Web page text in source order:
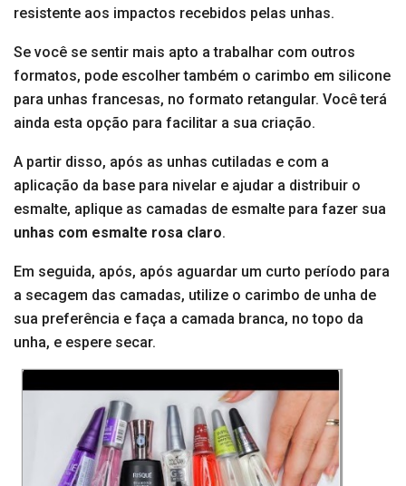
resistente aos impactos recebidos pelas unhas.
Se você se sentir mais apto a trabalhar com outros
formatos, pode escolher também o carimbo em silicone
para unhas francesas, no formato retangular. Você terá
ainda esta opção para facilitar a sua criação.
A partir disso, após as unhas cutiladas e com a
aplicação da base para nivelar e ajudar a distribuir o
esmalte, aplique as camadas de esmalte para fazer sua
unhas com esmalte rosa claro.
Em seguida, após, após aguardar um curto período para
a secagem das camadas, utilize o carimbo de unha de
sua preferência e faça a camada branca, no topo da
unha, e espere secar.